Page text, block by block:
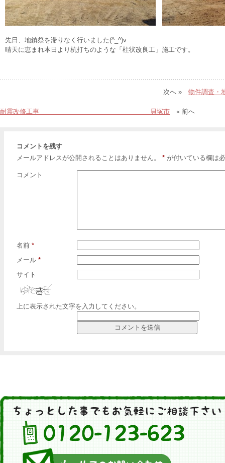
先日、地鎮祭を滞りなく行いました(^_^)v
晴天に恵まれ本日より杭打ちのような「柱状改良工」施工です。
次へ » 物件調査
耐震改修工事 貝塚市 « 前へ
コメントを残す
メールアドレスが公開されることはありません。
* が付いている欄は
コメント
名前 *
メール *
サイト
上に表示された文字を入力してください。